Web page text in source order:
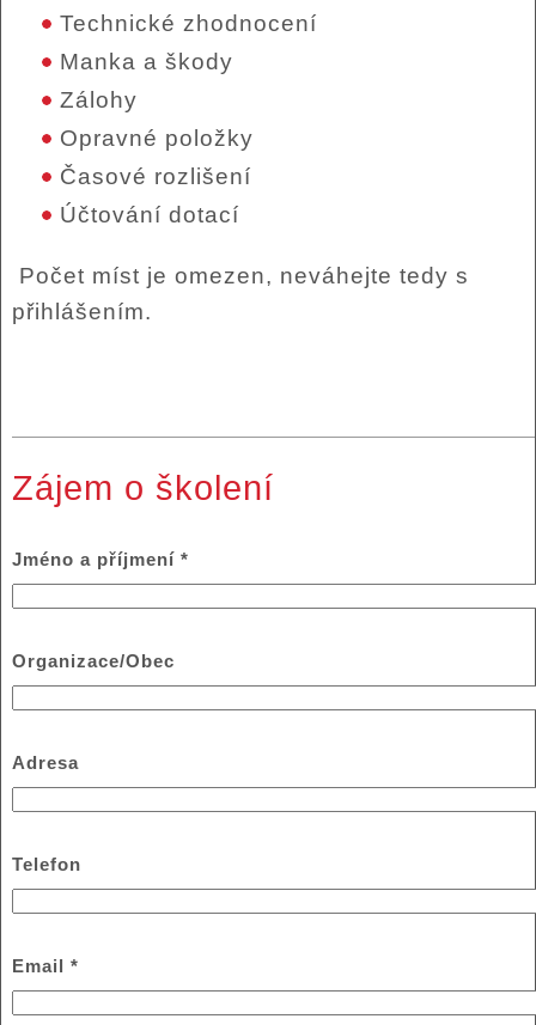
Technické zhodnocení
Manka a škody
Zálohy
Opravné položky
Časové rozlišení
Účtování dotací
Počet míst je omezen, neváhejte tedy s
přihlášením.
Zájem o školení
Jméno a příjmení *
Organizace/Obec
Adresa
Telefon
Email *